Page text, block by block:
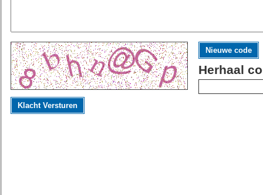
Nieuwe code
Herhaal
Klacht Versturen